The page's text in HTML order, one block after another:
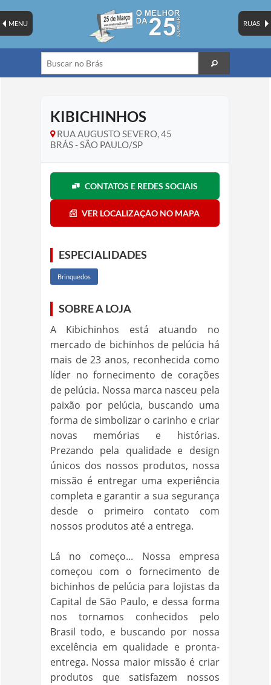
RUAS
MENU
KIBICHINHOS
RUA AUGUSTO SEVERO, 45
BRÁS - SÃO PAULO/SP
CONTATOS E REDES SOCIAIS
VER LOCALIZAÇÃO NO MAPA
ESPECIALIDADES
Brinquedos
SOBRE A LOJA
A Kibichinhos está atuando no
mercado de bichinhos de pelúcia há
mais de 23 anos, reconhecida como
líder no fornecimento de corações
de pelúcia. Nossa marca nasceu pela
paixão por pelúcia, buscando uma
forma de simbolizar o carinho e criar
novas memórias e histórias.
Prezando pela qualidade e design
únicos dos nossos produtos, nossa
missão é entregar uma experiência
completa e garantir a sua segurança
desde o primeiro contato com
nossos produtos até a entrega.
Lá no começo... Nossa empresa
começou com o fornecimento de
bichinhos de pelúcia para lojistas da
Capital de São Paulo, e dessa forma
nos tornamos conhecidos pelo
Brasil todo, e buscando por nossa
excelência em qualidade e pronta-
entrega. Nossa maior missão é criar
produtos que satisfazem nossos